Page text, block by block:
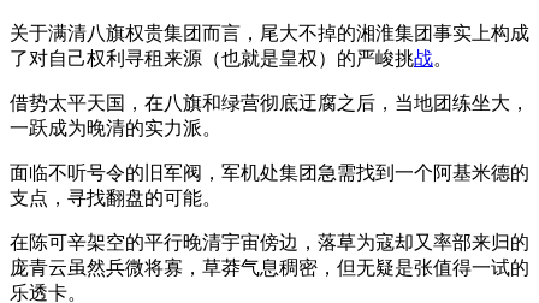
关于满清八旗权贵集团而言，尾大不掉的湘淮集团事实上构成
了对自己权利寻租来源（也就是皇权）的严峻挑战。
借势太平天国，在八旗和绿营彻底迂腐之后，当地团练坐大，
一跃成为晚清的实力派。
面临不听号令的旧军阀，军机处集团急需找到一个阿基米德的
支点，寻找翻盘的可能。
在陈可辛架空的平行晚清宇宙傍边，落草为寇却又率部来归的
庞青云虽然兵微将寡，草莽气息稠密，但无疑是张值得一试的
乐透卡。